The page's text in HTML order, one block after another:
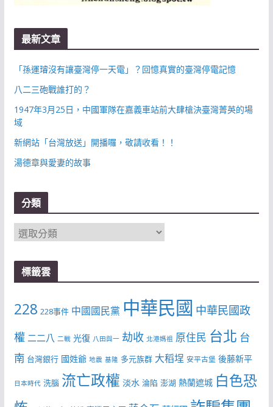
最新文章
「孫運璿沒有讓臺灣停一天電」？回憶真實的臺灣停電記憶
八二三砲戰誰打的？
1947年3月25日，中國軍隊在嘉義車站前大肆槍決臺灣菁英的場
域
新網站「台灣放送」開播囉，敬請收看！！
湯德章與愛妻的故事
分類
分
標籤雲
228 228事件 中國國民黨 中華民國 中華民國政
權 二二八 二戰 光復 八田與一 劫收 北港媽祖 原住民 台北 台
南 台灣銀行 國姓爺 地震 基隆 多元族群 大稻埕 安平古堡 後藤新平
日本時代 洗腦 流亡政權 淡水 淪陷 澎湖 熱蘭遮城 白色恐